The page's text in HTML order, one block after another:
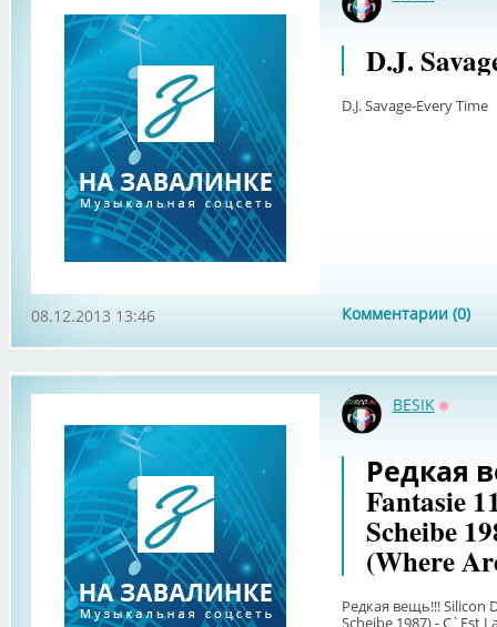
D.J.
D.J. Savage-Every Time
Комментарии (0)
08.12.2013 13:46
BESIK
Редкая
Fantasie
Scheibe
(Where
Редкая вещь!!! Silicon
Scheibe 1987) - C`Est